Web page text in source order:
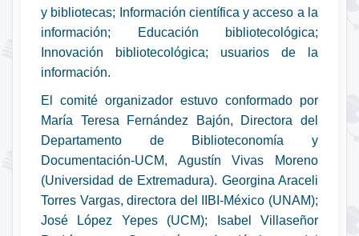
y bibliotecas; Información científica y acceso a la
información; Educación bibliotecológica;
Innovación bibliotecológica; usuarios de la
información.
El comité organizador estuvo conformado por
María Teresa Fernández Bajón, Directora del
Departamento de Biblioteconomía y
Documentación-UCM, Agustín Vivas Moreno
(Universidad de Extremadura). Georgina Araceli
Torres Vargas, directora del IIBI-México (UNAM);
José López Yepes (UCM); Isabel Villaseñor